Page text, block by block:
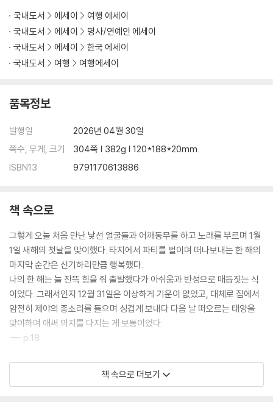
국내도서 에세이
여행 에세이
국내도서
에세이
명사/연예인 에세이
국내도서
에세이
한국 에세이
국내도서
여행 여행에세이
품목정보
발행일
2026년 04월 30일
쪽수, 무게, 크기
304쪽 | 382g | 120*188*20mm
ISBN13
9791170613886
책 속으로
그렇게 오늘 처음 만난 낯선 얼굴들과 어깨동무를 하고 노래를 부르며 1월
1일 새해의 첫날을 맞이했다. 타지에서 파티를 벌이며 떠나보내는 한 해의
마지막 순간은 신기하리만큼 행복했다.
나의 한 해는 늘 잔뜩 힘을 줘 출발했다가 아쉬움과 반성으로 매듭짓는 식
이었다. 그래서인지 12월 31일은 이상하게 기운이 없었고, 대체로 집에서
얌전히 제야의 종소리를 들으며 싱겁게 보내다 다음 날 떠오르는 태양을
맞이하며 애써 의지를 다지는 게 보통이었다.
--- p.18
비행기 문이 열리고 밖으로 나가는 순간, 각자의 시곗바늘은 다시금 각기
다른 속도로 흐를 것이다. 도착지에 머무는 시간이 짧을수록 그 속도는 더
책 속으로 더보기